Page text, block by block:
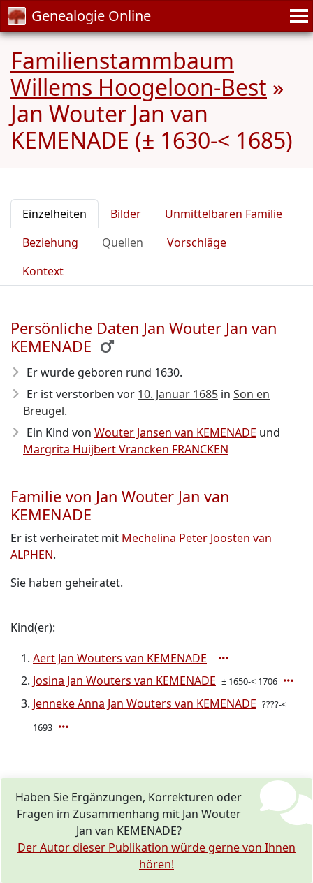
Genealogie Online
Familienstammbaum
Willems Hoogeloon-Best »
Jan Wouter Jan van
KEMENADE (± 1630-< 1685)
Einzelheiten Bilder
Unmittelbaren Familie
Beziehung
Quellen
Vorschläge
Kontext
Persönliche Daten Jan Wouter Jan van
KEMENADE
Er wurde geboren rund 1630.
Er ist verstorben vor 10. Januar 1685 in Son en
Breugel.
Ein Kind von Wouter Jansen van KEMENADE und
Margrita Huijbert Vrancken FRANCKEN
Familie von Jan Wouter Jan van
KEMENADE
Er ist verheiratet mit Mechelina Peter Joosten van
ALPHEN.
Sie haben geheiratet.
Kind(er):
Aert Jan Wouters van KEMENADE
Josina Jan Wouters van KEMENADE ± 1650-< 1706
Jenneke Anna Jan Wouters van KEMENADE ????-<
1693
Haben Sie Ergänzungen, Korrekturen oder
Fragen im Zusammenhang mit Jan Wouter
Jan van KEMENADE?
Der Autor dieser Publikation würde gerne von Ihnen
hören!